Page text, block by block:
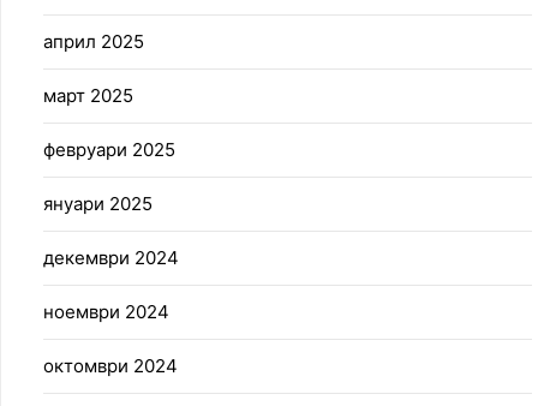
април 2025
март 2025
февруари 2025
януари 2025
декември 2024
ноември 2024
октомври 2024